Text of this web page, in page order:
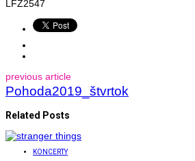
LFZ2547
previous article
Pohoda2019_štvrtok
Related Posts
KONCERTY